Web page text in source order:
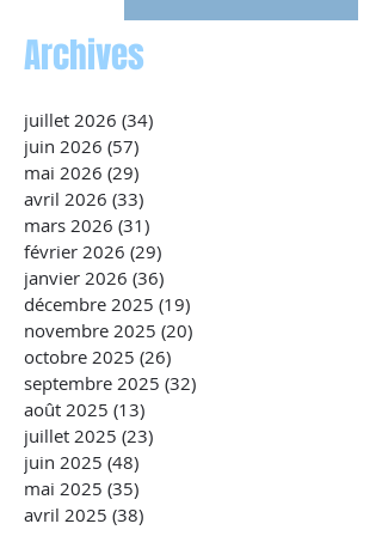
Archives
juillet 2026 (34)
juin 2026 (57)
mai 2026 (29)
avril 2026 (33)
mars 2026 (31)
février 2026 (29)
janvier 2026 (36)
décembre 2025 (19)
novembre 2025 (20)
octobre 2025 (26)
septembre 2025 (32)
août 2025 (13)
juillet 2025 (23)
juin 2025 (48)
mai 2025 (35)
avril 2025 (38)